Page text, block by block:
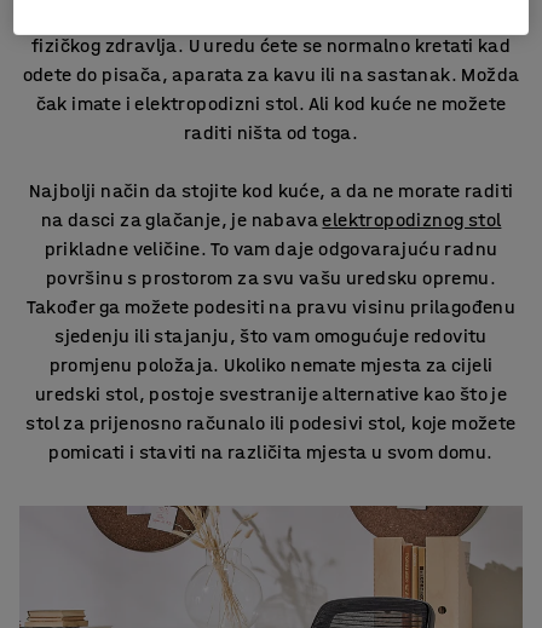
fizičkog zdravlja. U uredu ćete se normalno kretati kad
odete do pisača, aparata za kavu ili na sastanak. Možda
čak imate i elektropodizni stol. Ali kod kuće ne možete
raditi ništa od toga.
Najbolji način da stojite kod kuće, a da ne morate raditi
na dasci za glačanje, je nabavaelektropodiznog stol
prikladne veličine. To vam daje odgovarajuću radnu
površinu s prostorom za svu vašu uredsku opremu.
Također ga možete podesiti na pravu visinu prilagođenu
sjedenju ili stajanju, što vam omogućuje redovitu
promjenu položaja. Ukoliko nemate mjesta za cijeli
uredski stol, postoje svestranije alternative kao što je
stol za prijenosno računalo ili podesivi stol, koje možete
pomicati i staviti na različita mjesta u svom domu.